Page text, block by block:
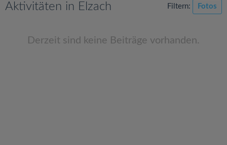
Aktivitäten in Elzach Filtern: Fotos
Derzeit sind keine Beiträge vorhanden.